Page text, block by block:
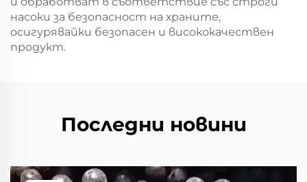
насоки за безопасност на храните,
осигурявайки безопасен и висококачествен
продукт.
Последни новини